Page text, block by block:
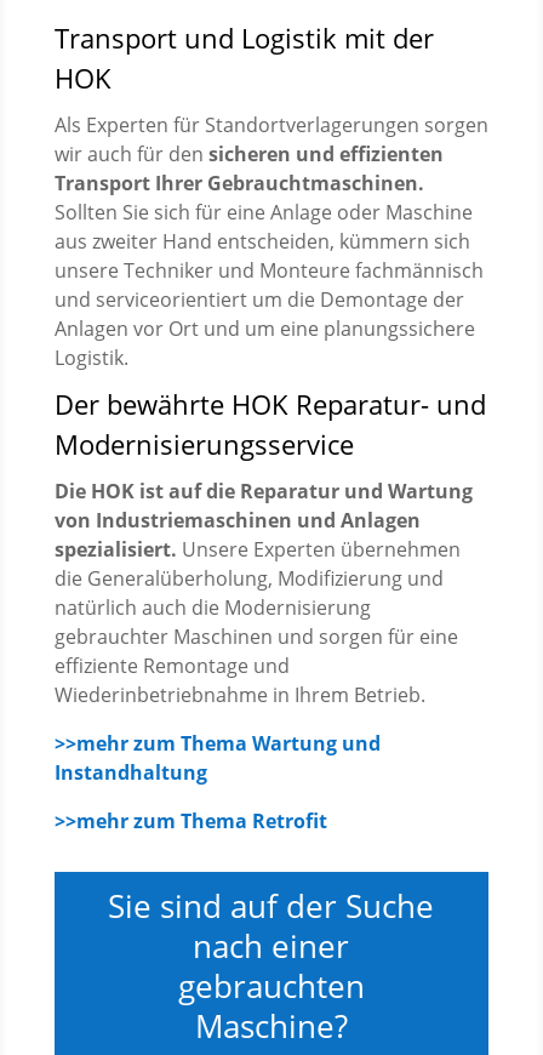
Transport und Logistik mit der
HOK
Als Experten für Standortverlagerungen sorgen
wir auch für den sicheren und effizienten
Transport Ihrer Gebrauchtmaschinen.
Sollten Sie sich für eine Anlage oder Maschine
aus zweiter Hand entscheiden, kümmern sich
unsere Techniker und Monteure fachmännisch
und serviceorientiert um die Demontage der
Anlagen vor Ort und um eine planungssichere
Logistik.
Der bewährte HOK Reparatur- und
Modernisierungsservice
Die HOK ist auf die Reparatur und Wartung
von Industriemaschinen und Anlagen
spezialisiert. Unsere Experten übernehmen
die Generalüberholung, Modifizierung und
natürlich auch die Modernisierung
gebrauchter Maschinen und sorgen für eine
effiziente Remontage und
Wiederinbetriebnahme in Ihrem Betrieb.
>>mehr zum Thema Wartung und
Instandhaltung
>>mehr zum Thema Retrofit
Sie sind auf der Suche
nach einer
gebrauchten
Maschine?